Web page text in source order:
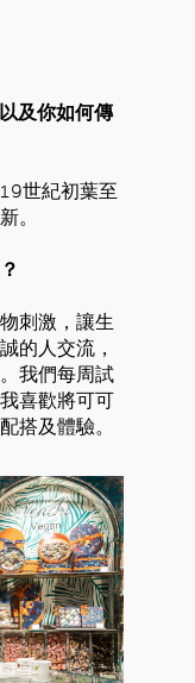
及你如何傳
世紀初葉至
。
刺激，讓生
的人交流，
我們每周試
喜歡將可可
搭及體驗。